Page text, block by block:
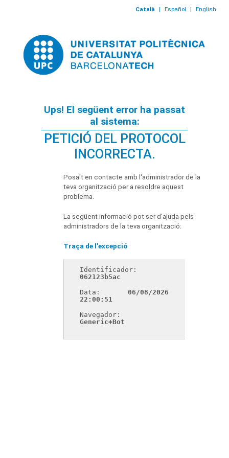
Català | Español | English
Ups! El següent error ha passat
al sistema:
PETICIÓ DEL PROTOCOL
INCORRECTA.
Posa't en contacte amb l'administrador de la
teva organització per a resoldre aquest
problema.
La següent informació pot ser d'ajuda pels
administradors de la teva organització:
Traça de l'excepció
062123b5ac
Data:
06/08/2026
22:00:51
Generic+Bot